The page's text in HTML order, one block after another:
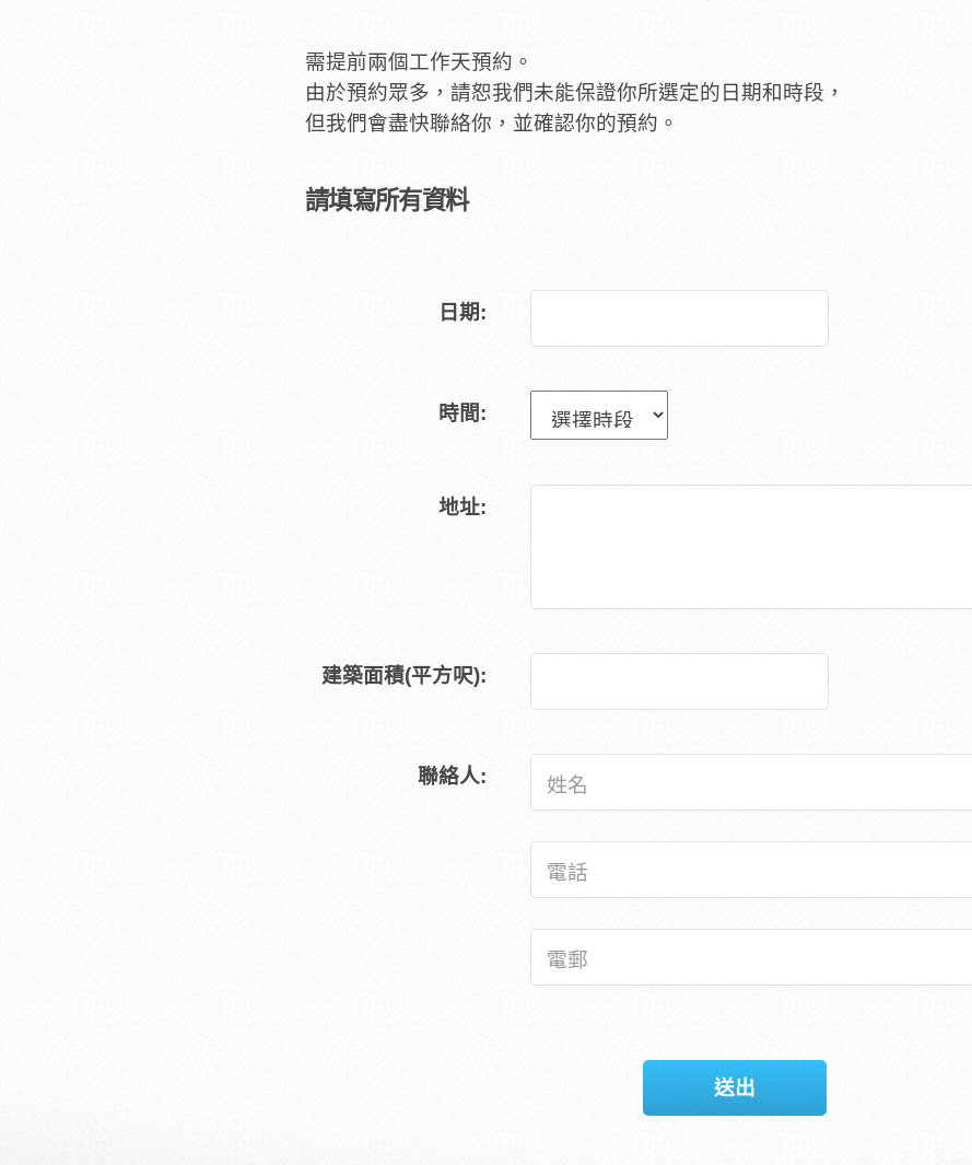
需提前兩個工作天預約。
由於預約眾多，請恕我們未能保證你所選定的日期和時段，
但我們會盡快聯絡你，並確認你的預約。
請填寫所有資料
日期:
時間:
地址:
建築面積(平方呎):
聯絡人: